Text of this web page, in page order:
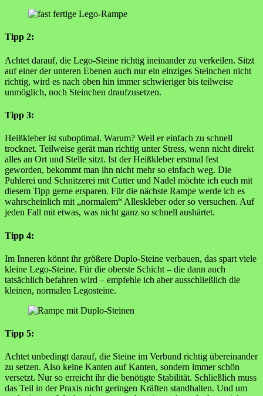
Tipp 2:
Achtet darauf, die Lego-Steine richtig ineinander zu verkeilen. Sitzt
auf einer der unteren Ebenen auch nur ein einziges Steinchen nicht
richtig, wird es nach oben hin immer schwieriger bis teilweise
unmöglich, noch Steinchen draufzusetzen.
Tipp 3:
Heißkleber ist suboptimal. Warum? Weil er einfach zu schnell
trocknet. Teilweise gerät man richtig unter Stress, wenn nicht direkt
alles an Ort und Stelle sitzt. Ist der Heißkleber erstmal fest
geworden, bekommt man ihn nicht mehr so einfach weg. Die
Puhlerei und Schnitzerei mit Cutter und Nadel möchte ich euch mit
diesem Tipp gerne ersparen. Für die nächste Rampe werde ich es
wahrscheinlich mit „normalem“ Alleskleber oder so versuchen. Auf
jeden Fall mit etwas, was nicht ganz so schnell aushärtet.
Tipp 4:
Im Inneren könnt ihr größere Duplo-Steine verbauen, das spart viele
kleine Lego-Steine. Für die oberste Schicht – die dann auch
tatsächlich befahren wird – empfehle ich aber ausschließlich die
kleinen, normalen Legosteine.
Tipp 5:
Achtet unbedingt darauf, die Steine im Verbund richtig übereinander
zu setzen. Also keine Kanten auf Kanten, sondern immer schön
versetzt. Nur so erreicht ihr die benötigte Stabilität. Schließlich muss
das Teil in der Praxis nicht geringen Kräften standhalten. Und um